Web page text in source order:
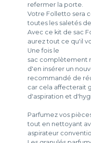
refermer la porte.
Votre Folletto sera
toutes les saletés
Avec ce kit de sac
aurez tout ce qu'il
Une fois le
sac complètement
d'en insérer un
recommandé de
car cela affecterait
d'aspiration et
Parfumez vos
tout en nettoyant
aspirateur